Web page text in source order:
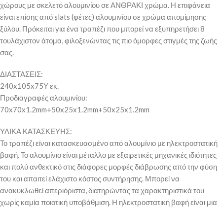
χώρους με σκελετό αλουμινίου σε ΑΝΘΡΑΚΙ χρώμα. Η επιφάνεια
είναι επίσης από slats (φέτες) αλουμινίου σε χρώμα απομίμησης
ξύλου. Πρόκειται για ένα τραπέζι που μπορεί να εξυπηρετήσει 8
τουλάχιστον άτομα, φιλοξενώντας τις πιο όμορφες στιγμές της ζωής
σας.
ΔΙΑΣΤΑΣΕΙΣ:
240x105x75Υ εκ.
Προδιαγραφές αλουμινίου:
70x70x1.2mm+50x25x1.2mm+50x25x1.2mm
ΥΛΙΚΑ ΚΑΤΑΣΚΕΥΗΣ:
Το τραπέζι είναι κατασκευασμένο από αλουμίνιο με ηλεκτροστατική
βαφή. Το αλουμίνιο είναι μέταλλο με εξαιρετικές μηχανικές ιδιότητες
και πολύ ανθεκτικό στις διάφορες μορφές διάβρωσης από την φύση
του και απαιτεί ελάχιστο κόστος συντήρησης. Μπορεί να
ανακυκλωθεί απεριόριστα, διατηρώντας τα χαρακτηριστικά του
χωρίς καμία ποιοτική υποβάθμιση. Η ηλεκτροστατική βαφή είναι μια